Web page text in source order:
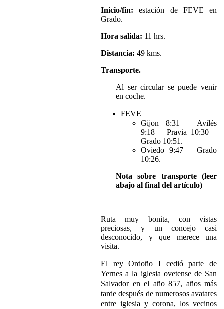
Inicio/fin: estación de FEVE en
Grado.
Hora salida: 11 hrs.
Distancia: 49 kms.
Transporte.
Al ser circular se puede venir
en coche.
FEVE
Gijon 8:31 – Avilés
9:18 – Pravia 10:30 –
Grado 10:51.
Oviedo 9:47 – Grado
10:26.
Nota sobre transporte (leer
abajo al final del artículo)
Ruta muy bonita, con vistas
preciosas, y un concejo casi
desconocido, y que merece una
visita.
El rey Ordoño I cedió parte de
Yernes a la iglesia ovetense de San
Salvador en el año 857, años más
tarde después de numerosos avatares
entre iglesia y corona, los vecinos